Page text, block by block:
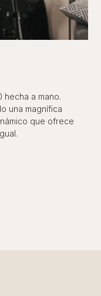
hecha a mano.
una magnífica
que ofrece